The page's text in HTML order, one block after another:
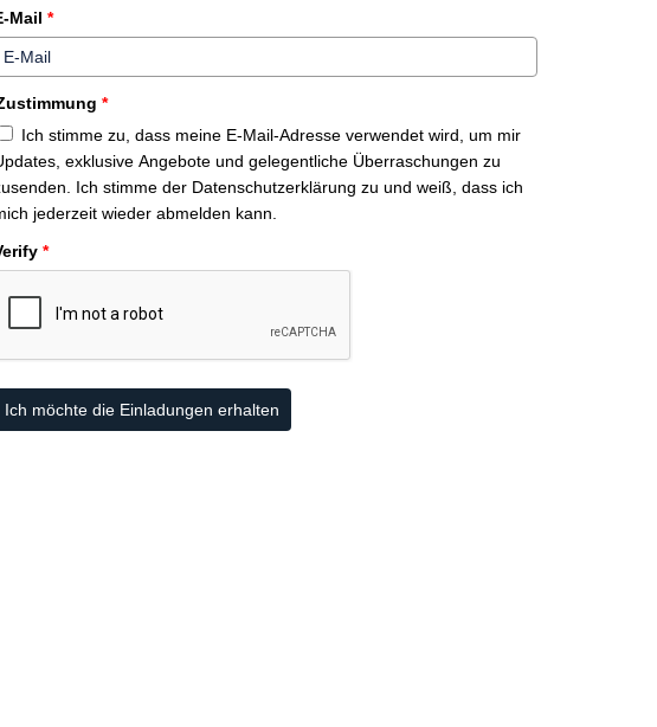
Mail *
*
Ich stimme zu, dass meine E-Mail-Adresse verwendet wird, um mir
exklusive Angebote und gelegentliche Überraschungen zu
Ich stimme der Datenschutzerklärung zu und weiß, dass ich
jederzeit wieder abmelden kann.
*
Ich möchte die Einladungen erhalten